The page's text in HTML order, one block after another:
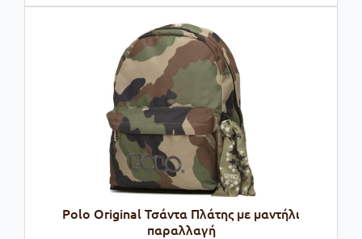
Polo Οriginal Τσάντα Πλάτης με μαντήλι
παραλλαγή